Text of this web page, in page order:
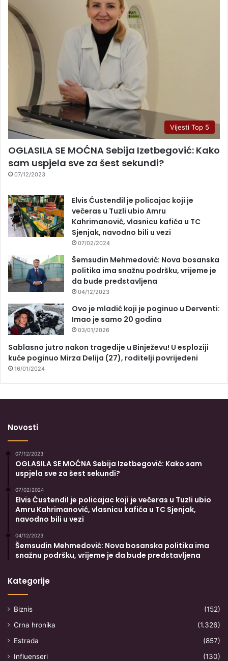
Vijesti Top 5
OGLASILA SE MOĆNA Sebija Izetbegović: Kako
sam uspjela sve za šest sekundi?
07/12/2023
Elvis Ćustendil je policajac koji je
večeras u Tuzli ubio Amru
Kahrimanović, vlasnicu kafića u TC
Sjenjak, navodno bili u vezi
07/02/2024
Šemsudin Mehmedović: Nova bosanska
politika ima snažnu podršku, vrijeme je
da bude predstavljena
04/12/2023
Ovo je mladić koji je poginuo u Derventi:
Imao je samo 20 godina
03/01/2026
Sablasno jutro nakon tragedije u Binježevu! U esploziji
kuće poginuo Mirza Delija (27), roditelji povrijeđeni
16/01/2024
Novosti
07/12/2023
OGLASILA SE MOĆNA Sebija Izetbegović: Kako sam
uspjela sve za šest sekundi?
07/02/2024
Elvis Ćustendil je policajac koji je večeras u Tuzli ubio
Amru Kahrimanović, vlasnicu kafića u TC Sjenjak,
navodno bili u vezi
04/12/2023
Šemsudin Mehmedović: Nova bosanska politika ima
snažnu podršku, vrijeme je da bude predstavljena
Kategorije
Biznis
(152)
Crna hronika
(1.326)
Estrada
(857)
Influenseri
(130)